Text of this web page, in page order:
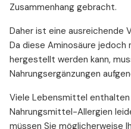
Zusammenhang gebracht.
Daher ist eine ausreichende
Da diese Aminosäure
hergestellt werden kann,
Nahrungsergänzungen
Viele Lebensmittel enthalten
Nahrungsmittel-Allergien
müssen Sie möglicherweise